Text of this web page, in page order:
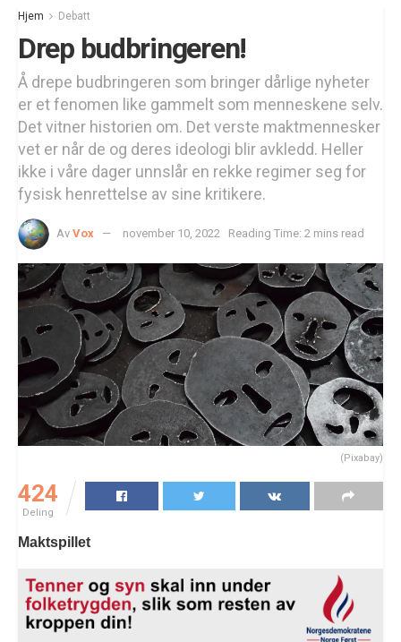
Hjem Debatt
Drep budbringeren!
Å drepe budbringeren som bringer dårlige nyheter
er et fenomen like gammelt som menneskene selv.
Det vitner historien om. Det verste maktmennesker
vet er når de og deres ideologi blir avkledd. Heller
ikke i våre dager unnslår en rekke regimer seg for
fysisk henrettelse av sine kritikere.
Av Vox november 10, 2022 Reading Time: 2 mins read
(Pixabay)
424
Deling
Maktspillet